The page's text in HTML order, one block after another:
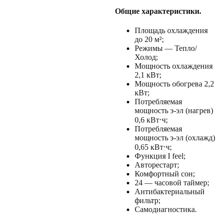
Общие характеристики.
Площадь охлаждения
до 20 м²;
Режимы — Тепло/
Холод;
Мощность охлаждения
2,1 кВт;
Мощность обогрева 2,2
кВт;
Потребляемая
мощность э-эл (нагрев)
0,6 кВт⋅ч;
Потребляемая
мощность э-эл (охлажд)
0,65 кВт⋅ч;
Функция I feel;
Авторестарт;
Комфортный сон;
24 — часовой таймер;
Антибактериальный
фильтр;
Самодиагностика.